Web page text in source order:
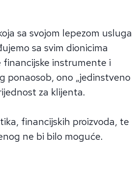
sa svojom lepezom usluga
sa svim dionicima
financijske instrumente i
ponaosob, ono „jedinstveno
za klijenta.
financijskih proizvoda, te
ne bi bilo moguće.